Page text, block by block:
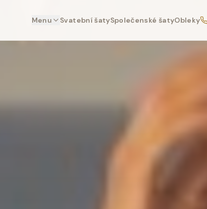
Menu Svatební šatySpolečenské šatyObleky